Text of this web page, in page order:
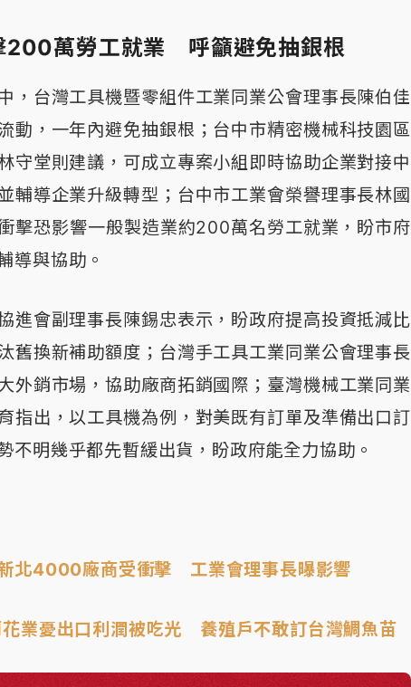
200萬勞工就業 呼籲避免抽銀根
，台灣工具機暨零組件工業同業公會理事長陳伯佳
動，一年內避免抽銀根；台中市精密機械科技園區
守堂則建議，可成立專案小組即時協助企業對接中
輔導企業升級轉型；台中市工業會榮譽理事長林國
擊恐影響一般製造業約200萬名勞工就業，盼市府
導與協助。
進會副理事長陳錫忠表示，盼政府提高投資抵減比
舊換新補助額度；台灣手工具工業同業公會理事長
外銷市場，協助廠商拓銷國際；臺灣機械工業同業
指出，以工具機為例，對美既有訂單及準備出口訂
不明幾乎都先暫緩出貨，盼政府能全力協助。
北4000廠商受衝擊 工業會理事長曝影響
業憂出口利潤被吃光 養殖戶不敢訂台灣鯛魚苗